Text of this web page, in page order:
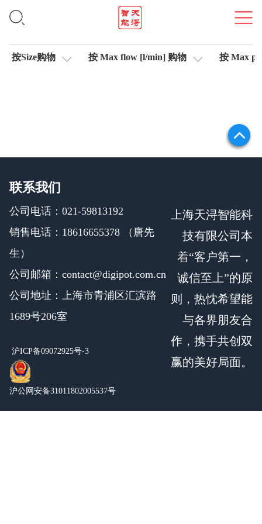
比例溢流阀
按Size购物 按 Max flow [l/min] 购物 按 Max
联系我们
公司电话：021-59813192
销售电话：18616655378 （唐先
生）
公司邮箱：contact@digipot.com.cn
公司地址：上海市青浦区汇滨路
1689号206室
沪ICP备09072925号-3
沪公网安备31011802005537号
上海天浔智能科
技有限公司本
着“客户第一，
诚信至上”的原
则，热忱希望能
与各界朋友合
作，携手共创双
赢的美好局面。